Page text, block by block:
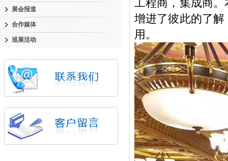
展会报道
合作媒体
巡展活动
工程商，集成商
增进了彼此的了
用。